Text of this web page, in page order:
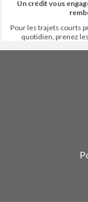
Un crédit vous
Pour les trajets courts
quotidien, prenez